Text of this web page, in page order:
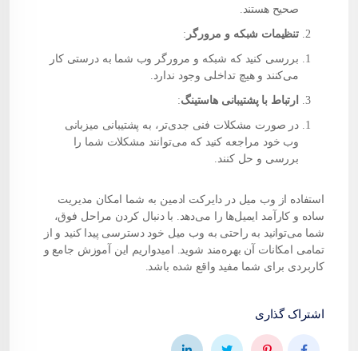
صحیح هستند.
تنظیمات شبکه و مرورگر :
بررسی کنید که شبکه و مرورگر وب شما به درستی کار
می‌کنند و هیچ تداخلی وجود ندارد.
ارتباط با پشتیبانیهاستینگ:
در صورت مشکلات فنی جدی‌تر، به پشتیبانی میزبانی
وب خود مراجعه کنید که می‌توانند مشکلات شما را
بررسی و حل کنند.
استفاده از وب میل در دایرکت ادمین به شما امکان مدیریت
ساده و کارآمد ایمیل‌ها را می‌دهد. با دنبال کردن مراحل فوق،
شما می‌توانید به راحتی به وب میل خود دسترسی پیدا کنید و از
تمامی امکانات آن بهره‌مند شوید. امیدواریم این آموزش جامع و
کاربردی برای شما مفید واقع شده باشد.
اشتراک گذاری